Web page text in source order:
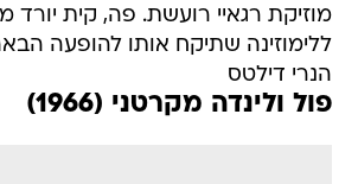
מוזיקת רגאיי רועשת. פה, קית
ללימוזינה שתיקח אותו להופעה
הנרי דילטס
פול ולינדה מקרטני (1966)